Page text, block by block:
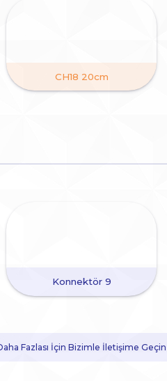
CH18 20cm
Konnektör 9
Fazlası İçin Bizimle İletişime Geçin